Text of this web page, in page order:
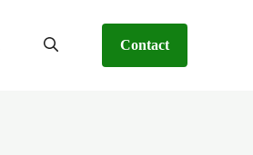
Contact